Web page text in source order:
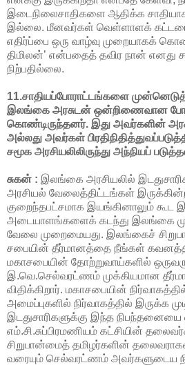
இடைநிலைசாதிகளை ஆதிக்க
இல்லை. மீனவர்கள் வெள்ளாளக்
எதிர்ப்பை ஒரு வாழ்வு முறையாகக்
திமிலன்’ என்பதைத் தவிர நான் எனது
நிற்பதில்லை.
11.சாதியப்போராட்டங்களை
இலங்கை அரசுடன் ஒன்றிணைவான
கொண்டிருந்தனர். இது அவர்களின்
அல்லது அவர்கள்
சமூக அரசியலிலிருந்து அந்நியப்
சுகன் : இலங்கை அரசியலில்
அரசியல் வேலைத்திட்டங்கள்
குறைந்தபட்சமாக இயங்கினாலும் கூட
அடையாளங்களைக் கடந்து இலங்கை
வேலை முறைமையது. இலங்கைச்
சபையின் தீர்மானத்தை நீங்கள்
மகாசபையின் தோற்றுவாய்களில்
இ.வெ.செல்வரட்ணம் முக்கியமான
விதிக்கிறார். மகாசபையின்
அமைப்புகளில் நிர்வாகத்தில் இருக்க
இடதுசாரிகளுக்கு இந்த நிபந்தனையை
எம்.சி.சுப்பிரமணியம் கட்சியின்
சிறுபான்மைத் தமிழர்களின்
வரையும் செல்வரட்ணம் அவர்களுடைய